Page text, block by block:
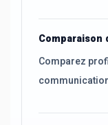
Comparaison
Comparez